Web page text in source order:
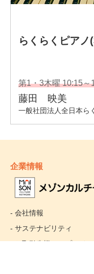
企業情報
- 会社情報
- サステナビリティ
- お取引先様ヘルプライン